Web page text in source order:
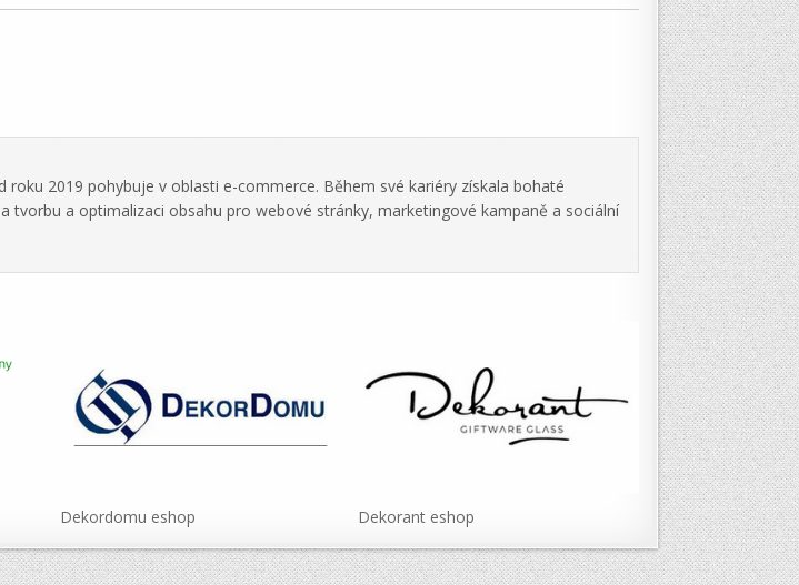
2019 pohybuje v oblasti e-commerce. Během své kariéry získala bohaté
tvorbu a optimalizaci obsahu pro webové stránky, marketingové kampaně a sociální
Dekordomu eshop Dekorant eshop